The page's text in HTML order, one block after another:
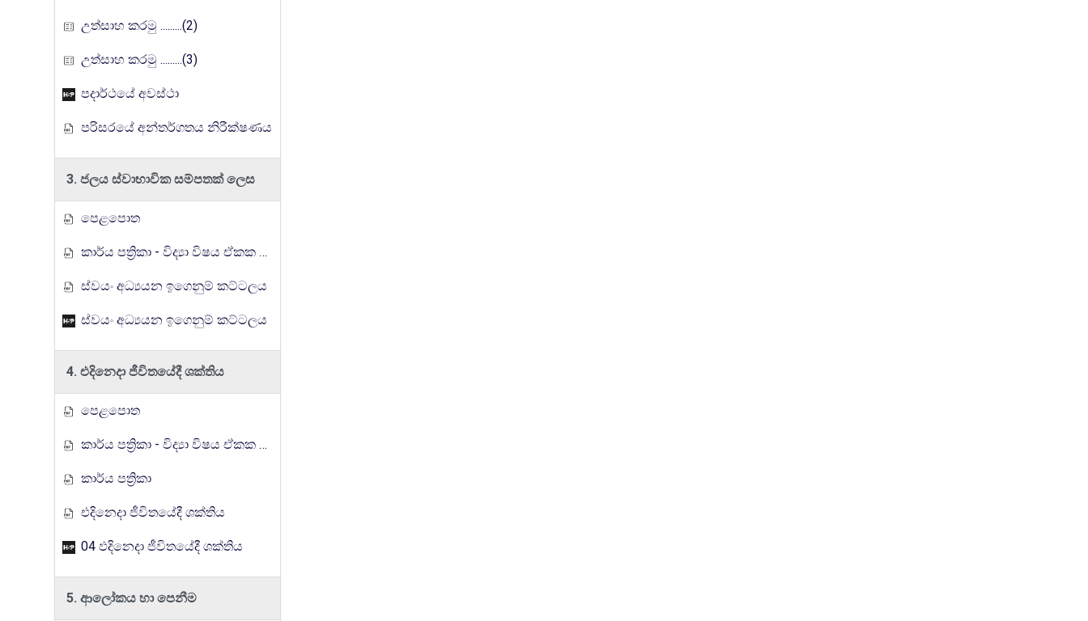
උත්සාහ කරමු .........(2)
උත්සාහ කරමු .........(3)
පදාර්ථයේ අවස්ථා
පරිසරයේ අන්තර්ගතය නිරීක්ෂණය
3. ජලය ස්වාභාවික සම්පතක් ලෙස
පෙළපොත
කාර්ය පත්‍රිකා - විද්‍යා විෂය ඒකක සංවර්ධන වැඩසටහන, මතුගම අධ්‍යාපන කලාපය
ස්වයං අධ්‍යයන ඉගෙනුම් කට්ටලය
ස්වයං අධ්‍යයන ඉගෙනුම් කට්ටලය
4. එදිනෙදා ජීවිතයේදී ශක්තිය
පෙළපොත
කාර්ය පත්‍රිකා - විද්‍යා විෂය ඒකක සංවර්ධන වැඩසටහන, මතුගම අධ්‍යාපන කලාපය
කාර්ය පත්‍රිකා
එදිනෙදා ජීවිතයේදී ශක්තිය
04 ඵදිනෙදා ජීවිතයේදී ශක්තිය
5. ආලෝකය හා පෙනීම